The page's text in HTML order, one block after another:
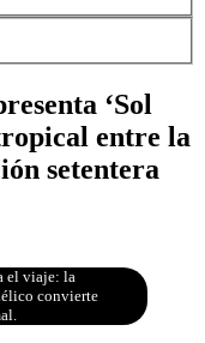
‘Sol
entre la
setentera
el viaje: la
convierte